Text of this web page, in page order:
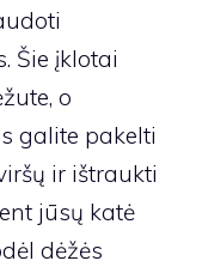
Šie įklotai
o
galite pakelti
ir ištraukti
jūsų katė
dėžės